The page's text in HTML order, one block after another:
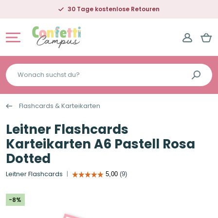
30 Tage kostenlose Retouren
Wonach
suchst
du?
Flashcards & Karteikarten
Leitner Flashcards
Karteikarten A6 Pastell Rosa
Dotted
Leitner Flashcards
-8%